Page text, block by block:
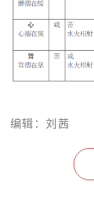
编辑：刘茜